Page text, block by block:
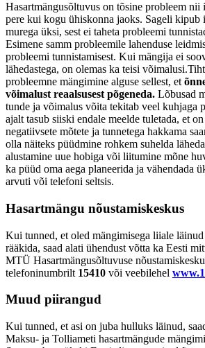
Hasartmängusõltuvus on tõsine probleem nii
pere kui kogu ühiskonna jaoks. Sageli kipub
murega üksi, sest ei taheta probleemi
Esimene samm probleemile lahenduse
probleemi tunnistamisest. Kui mängija ei
lähedastega, on olemas ka teisi
probleemne mängimine alguse sellest, et
võimalust reaalsusest põgeneda. Lõbusad
tunde ja võimalus võita tekitab veel kuhjaga
ajalt tasub siiski endale meelde tuletada, et
negatiivsete mõtete ja tunnetega hakkama
olla näiteks püüdmine rohkem suhelda
alustamine uue hobiga või liitumine mõne
ka püüd oma aega planeerida ja vähendada
arvuti või telefoni seltsis.
Hasartmängu nõustamiskeskus
Kui tunned, et oled mängimisega liiale
rääkida, saad alati ühendust võtta ka Eesti
MTÜ Hasartmängusõltuvuse
telefoninumbrilt 15410 või veebilehel
Muud piirangud
Kui tunned, et asi on juba hulluks läinud,
Maksu- ja Tolliameti hasartmängude